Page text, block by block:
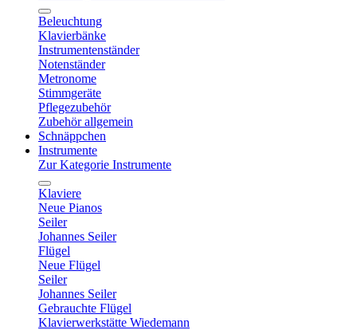
Beleuchtung
Klavierbänke
Instrumentenständer
Notenständer
Metronome
Stimmgeräte
Pflegezubehör
Zubehör allgemein
Schnäppchen
Instrumente
Zur Kategorie Instrumente
Klaviere
Neue Pianos
Seiler
Johannes Seiler
Flügel
Neue Flügel
Seiler
Johannes Seiler
Gebrauchte Flügel
Klavierwerkstätte Wiedemann